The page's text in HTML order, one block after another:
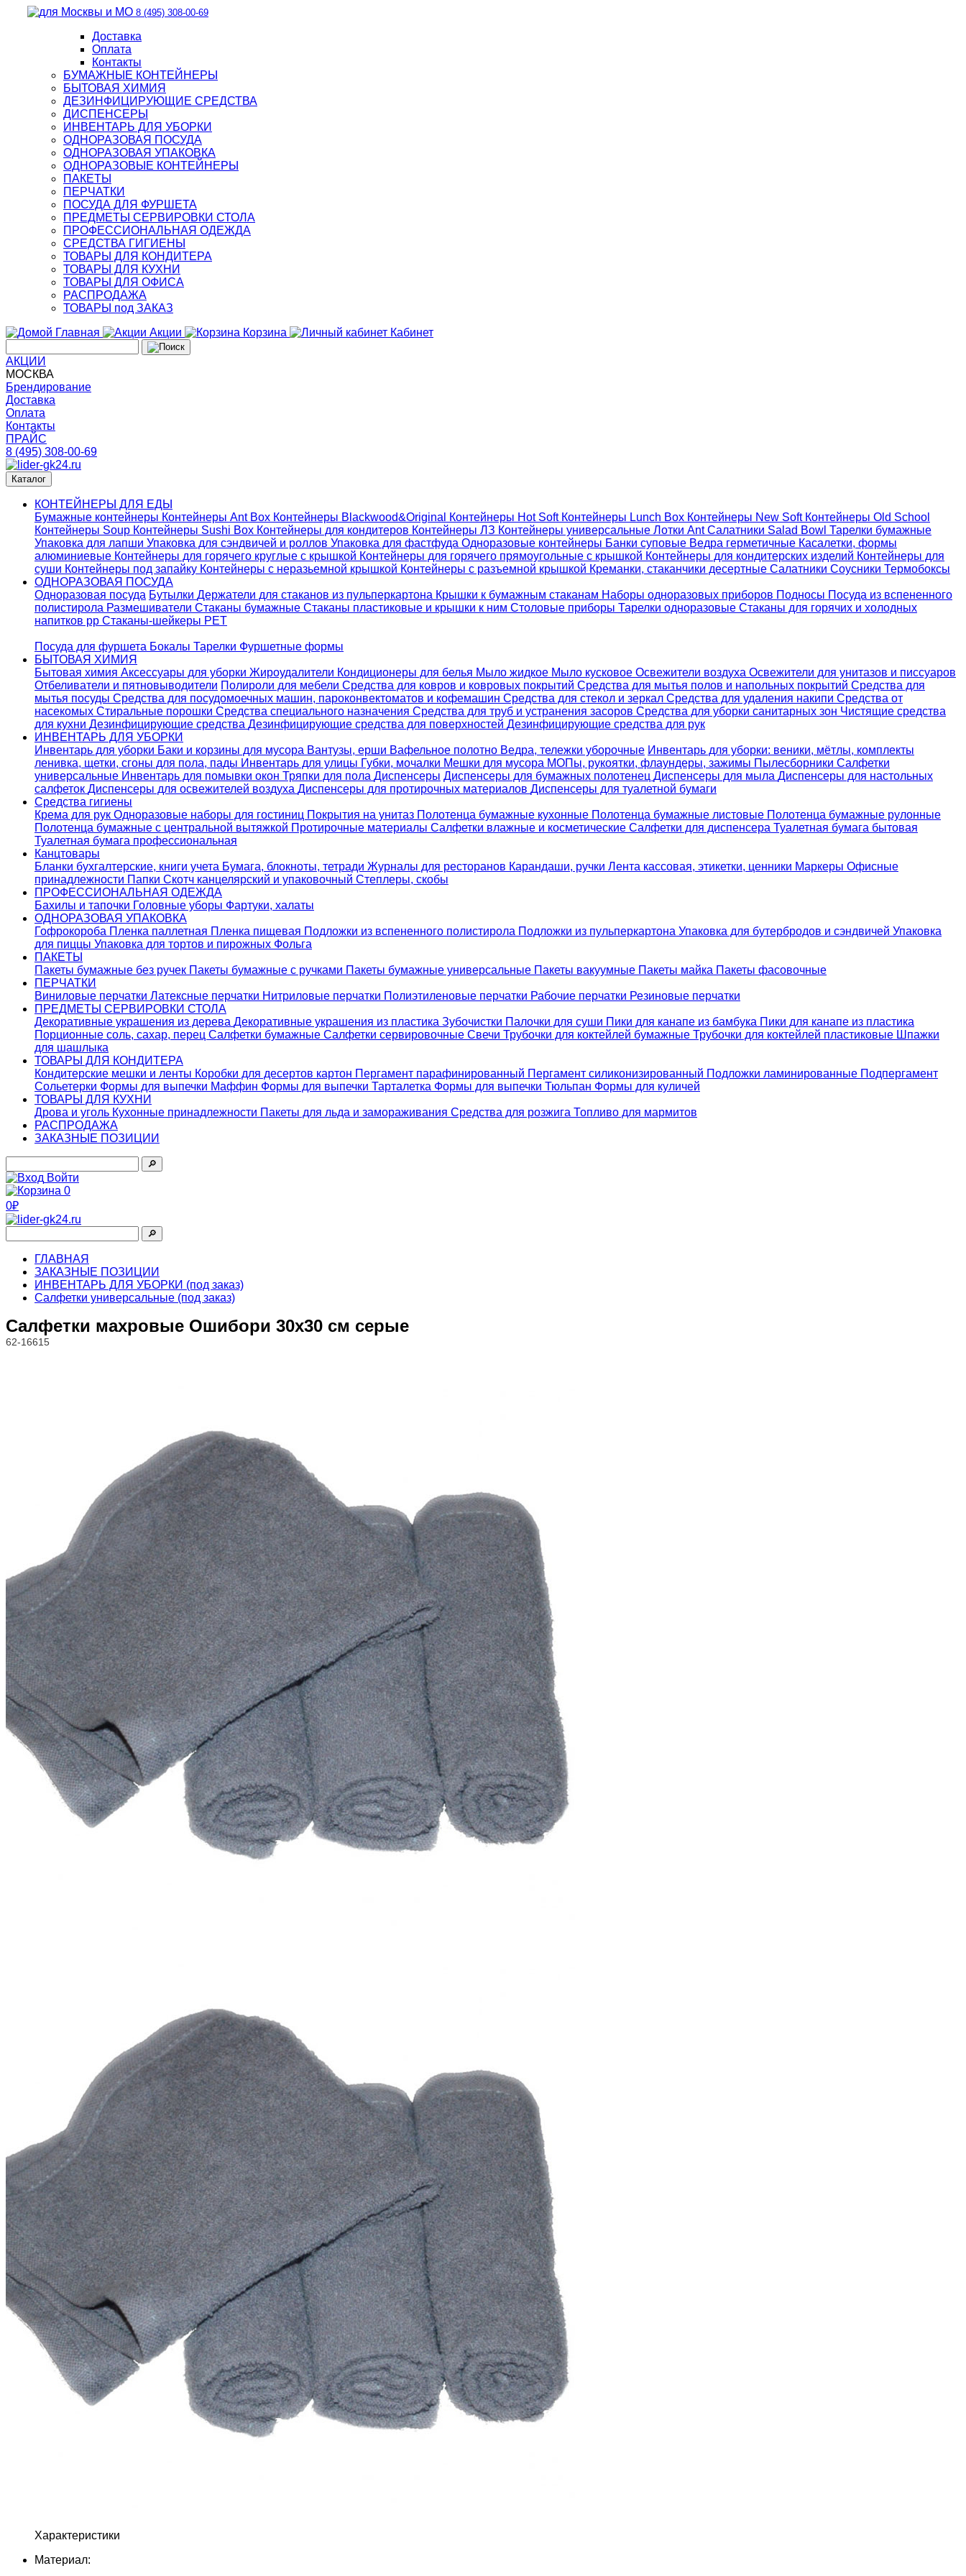
8 (495) 308-00-69
Доставка
Оплата
Контакты
БУМАЖНЫЕ КОНТЕЙНЕРЫ
БЫТОВАЯ ХИМИЯ
ДЕЗИНФИЦИРУЮЩИЕ СРЕДСТВА
ДИСПЕНСЕРЫ
ИНВЕНТАРЬ ДЛЯ УБОРКИ
ОДНОРАЗОВАЯ ПОСУДА
ОДНОРАЗОВАЯ УПАКОВКА
ОДНОРАЗОВЫЕ КОНТЕЙНЕРЫ
ПАКЕТЫ
ПЕРЧАТКИ
ПОСУДА ДЛЯ ФУРШЕТА
ПРЕДМЕТЫ СЕРВИРОВКИ СТОЛА
ПРОФЕССИОНАЛЬНАЯ ОДЕЖДА
СРЕДСТВА ГИГИЕНЫ
ТОВАРЫ ДЛЯ КОНДИТЕРА
ТОВАРЫ ДЛЯ КУХНИ
ТОВАРЫ ДЛЯ ОФИСА
РАСПРОДАЖА
ТОВАРЫ под ЗАКАЗ
Главная
Акции Корзина Кабинет
АКЦИИ
МОСКВА
Брендирование
Доставка
Оплата
Контакты
ПРАЙС
8 (495) 308-00-69
Каталог
КОНТЕЙНЕРЫ ДЛЯ ЕДЫ
Бумажные контейнеры Контейнеры Ant Box Контейнеры Blackwood&Original Контейнеры Hot Soft Контейнеры Lunch Box Контейнеры New Soft Контейнеры Old School
Контейнеры Soup Контейнеры Sushi Box Контейнеры для кондитеров Контейнеры ЛЗ Контейнеры универсальные Лотки AntСалатники Salad Bowl Тарелки бумажные
Упаковка для лапши Упаковка для сэндвичей и роллов Упаковка для фастфуда Одноразовые контейнеры Банки суповые Ведра герметичные Касалетки, формы
алюминиевые Контейнеры для горячего круглые с крышкой Контейнеры для горячего прямоугольные с крышкой Контейнеры для кондитерских изделий Контейнеры для
суши Контейнеры под запайку Контейнеры с неразьемной крышкой Контейнеры с разъемной крышкой Креманки, стаканчики десертные Салатники Соусники Термобоксы
ОДНОРАЗОВАЯ ПОСУДА
Одноразовая посуда Бутылки Держатели для стаканов из пульперкартона Крышки к бумажным стаканам Наборы одноразовых приборов Подносы Посуда из вспененного
полистирола Размешиватели Стаканы бумажные Стаканы пластиковые и крышки к ним Столовые приборы Тарелки одноразовые Стаканы для горячих и холодных
напитков pp Стаканы-шейкеры PET
Посуда для фуршета Бокалы Тарелки Фуршетные формы
БЫТОВАЯ ХИМИЯ
Бытовая химия Аксессуары для уборки Жироудалители Кондиционеры для белья Мыло жидкое Мыло кусковое Освежители воздуха Освежители для унитазов и писсуаров
Отбеливатели и пятновыводители Полироли для мебели Средства для ковров и ковровых покрытий Средства для мытья полов и напольных покрытий Средства для
мытья посуды Средства для посудомоечных машин, пароконвектоматов и кофемашин Средства для стекол и зеркал Средства для удаления накипи Средства от
насекомых Стиральные порошки Cредства специального назначения Средства для труб и устранения засоров Средства для уборки санитарных зон Чистящие средства
для кухни Дезинфицирующие средства Дезинфицирующие средства для поверхностей Дезинфицирующие средства для рук
ИНВЕНТАРЬ ДЛЯ УБОРКИ
Инвентарь для уборки Баки и корзины для мусора Вантузы, ерши Вафельное полотно Ведра, тележки уборочные Инвентарь для уборки: веники, мётлы, комплекты
ленивка, щетки, сгоны для пола, пады Инвентарь для улицы Губки, мочалки Мешки для мусора МОПы, рукоятки, флаундеры, зажимы Пылесборники Салфетки
универсальные Инвентарь для помывки окон Тряпки для пола Диспенсеры Диспенсеры для бумажных полотенец Диспенсеры для мыла Диспенсеры для настольных
салфеток Диспенсеры для освежителей воздуха Диспенсеры для протирочных материалов Диспенсеры для туалетной бумаги
Средства гигиены
Крема для рук Одноразовые наборы для гостиниц Покрытия на унитаз Полотенца бумажные кухонные Полотенца бумажные листовые Полотенца бумажные рулонные
Полотенца бумажные с центральной вытяжкой Протирочные материалы Салфетки влажные и косметические Салфетки для диспенсера Туалетная бумага бытовая
Туалетная бумага профессиональная
Канцтовары
Бланки бухгалтерские, книги учета Бумага, блокноты, тетради Журналы для ресторанов Карандаши, ручки Лента кассовая, этикетки, ценники Маркеры Офисные
принадлежности Папки Скотч канцелярский и упаковочный Степлеры, скобы
ПРОФЕССИОНАЛЬНАЯ ОДЕЖДА
Бахилы и тапочки Головные уборы Фартуки, халаты
ОДНОРАЗОВАЯ УПАКОВКА
Гофрокороба Пленка паллетная Пленка пищевая Подложки из вспененного полистирола Подложки из пульперкартона Упаковка для бутербродов и сэндвичей Упаковка
для пиццы Упаковка для тортов и пирожных Фольга
ПАКЕТЫ
Пакеты бумажные без ручек Пакеты бумажные с ручками Пакеты бумажные универсальные Пакеты вакуумные Пакеты майка Пакеты фасовочные
ПЕРЧАТКИ
Виниловые перчатки Латексные перчатки Нитриловые перчатки Полиэтиленовые перчатки Рабочие перчатки Резиновые перчатки
ПРЕДМЕТЫ СЕРВИРОВКИ СТОЛА
Декоративные украшения из дерева Декоративные украшения из пластика Зубочистки Палочки для суши Пики для канапе из бамбука Пики для канапе из пластика
Порционные соль, сахар, перец Салфетки бумажные Салфетки сервировочные Свечи Трубочки для коктейлей бумажные Трубочки для коктейлей пластиковые Шпажки
для шашлыка
ТОВАРЫ ДЛЯ КОНДИТЕРА
Кондитерские мешки и ленты Коробки для десертов картон Пергамент парафинированный Пергамент силиконизированный Подложки ламинированные Подпергамент
Сольетерки Формы для выпечки Маффин Формы для выпечки Тарталетка Формы для выпечки Тюльпан Формы для куличей
ТОВАРЫ ДЛЯ КУХНИ
Дрова и уголь Кухонные принадлежности Пакеты для льда и замораживания Средства для розжига Топливо для мармитов
РАСПРОДАЖА
ЗАКАЗНЫЕ ПОЗИЦИИ
🔎︎
Войти
0
0₽
🔎︎
ГЛАВНАЯ
ЗАКАЗНЫЕ ПОЗИЦИИ
ИНВЕНТАРЬ ДЛЯ УБОРКИ (под заказ)
Салфетки универсальные (под заказ)
Салфетки махровые Ошибори 30x30 см серые
62-16615
Характеристики
Материал: